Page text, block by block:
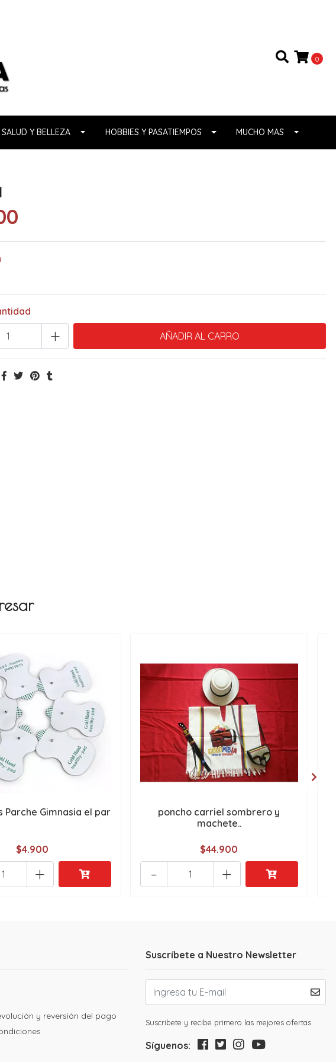
0
SALUD Y BELLEZA HOBBIES Y PASATIEMPOS MUCHO MAS
+
Parche Gimnasia el par
$4.900
+
poncho carriel sombrero y
machete..
$44.900
+
-
y reversión del pago
Suscríbete a Nuestro Newsletter
Suscribete y recibe primero las mejores ofertas.
Síguenos: